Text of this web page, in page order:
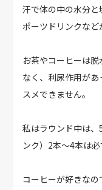
汗で体の中の水分
ポーツドリンクなど
お茶やコーヒーは
なく、利尿作用が
スメできません。
私はラウンド中は
ンク）2本～4本は必
コーヒーが好きな